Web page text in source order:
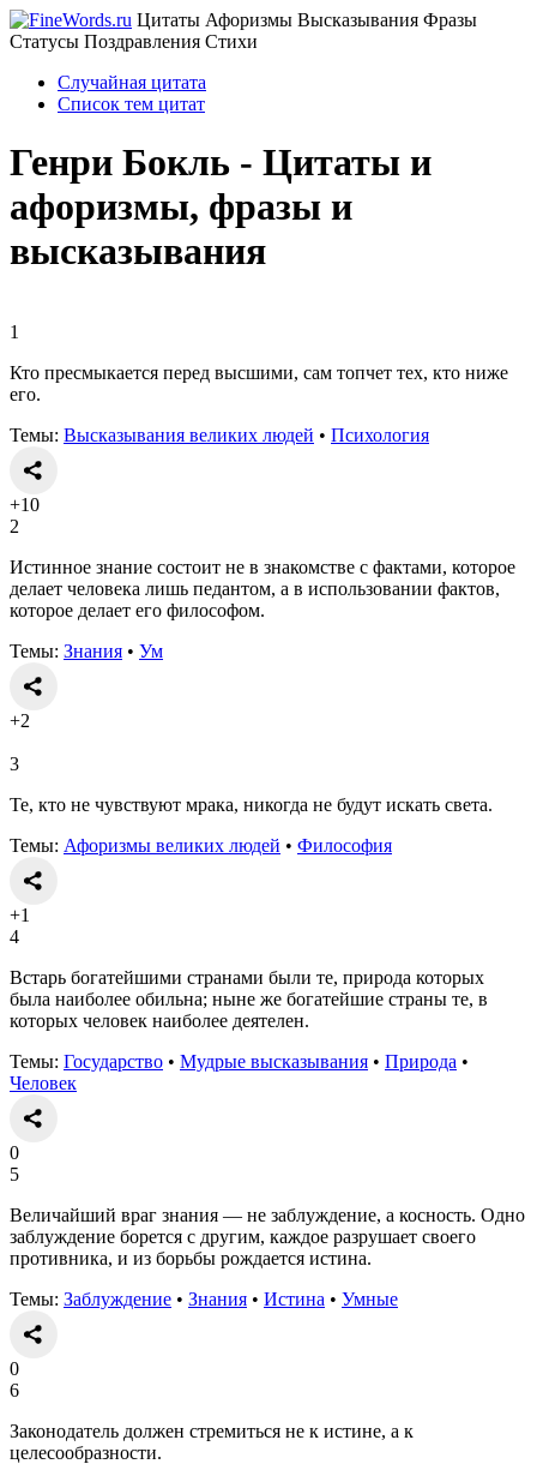
Цитаты Афоризмы Высказывания Фразы
Статусы Поздравления Стихи
Случайная цитата
Список тем цитат
Генри Бокль - Цитаты и
афоризмы, фразы и
высказывания
1
Кто пресмыкается перед высшими, сам топчет тех, кто ниже
его.
Темы: Высказывания великих людей • Психология
+10
2
Истинное знание состоит не в знакомстве с фактами, которое
делает человека лишь педантом, а в использовании фактов,
которое делает его философом.
Темы: Знания • Ум
+2
3
Те, кто не чувствуют мрака, никогда не будут искать света.
Темы: Афоризмы великих людей • Философия
+1
4
Встарь богатейшими странами были те, природа которых
была наиболее обильна; ныне же богатейшие страны те, в
которых человек наиболее деятелен.
Темы: Государство • Мудрые высказывания • Природа •
Человек
0
5
Величайший враг знания — не заблуждение, а косность. Одно
заблуждение борется с другим, каждое разрушает своего
противника, и из борьбы рождается истина.
Темы: Заблуждение • Знания • Истина • Умные
0
6
Законодатель должен стремиться не к истине, а к
целесообразности.